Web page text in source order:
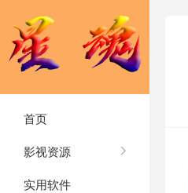
首页
影视资源
实用软件